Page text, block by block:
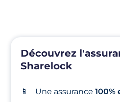
Découvrez
Sharelock
📱 Une assurance100%